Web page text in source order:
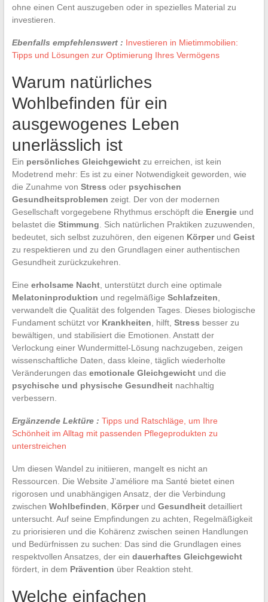
ohne einen Cent auszugeben oder in spezielles Material zu
investieren.
Ebenfalls empfehlenswert : Investieren in Mietimmobilien:
Tipps und Lösungen zur Optimierung Ihres Vermögens
Warum natürliches
Wohlbefinden für ein
ausgewogenes Leben
unerlässlich ist
Ein persönliches Gleichgewichtzu erreichen, ist kein
Modetrend mehr: Es ist zu einer Notwendigkeit geworden, wie
die Zunahme von Stress oder psychischen
Gesundheitsproblemen zeigt. Der von der modernen
Gesellschaft vorgegebene Rhythmus erschöpft die Energieund
belastet die Stimmung . Sich natürlichen Praktiken zuzuwenden,
bedeutet, sich selbst zuzuhören, den eigenen Körperund Geist
zu respektieren und zu den Grundlagen einer authentischen
Gesundheit zurückzukehren.
Eine erholsame Nacht, unterstützt durch eine optimale
Melatoninproduktion und regelmäßige Schlafzeiten
verwandelt die Qualität des folgenden Tages. Dieses biologische
Fundament schützt vor Krankheiten , hilft, Stress besser zu
bewältigen, und stabilisiert die Emotionen. Anstatt der
Verlockung einer Wundermittel-Lösung nachzugeben, zeigen
wissenschaftliche Daten, dass kleine, täglich wiederholte
Veränderungen das emotionale Gleichgewichtund die
psychische und physische Gesundheitnachhaltig
verbessern.
Ergänzende Lektüre : Tipps und Ratschläge, um Ihre
Schönheit im Alltag mit passenden Pflegeprodukten zu
unterstreichen
Um diesen Wandel zu initiieren, mangelt es nicht an
Ressourcen. Die Website J’améliore ma Santé bietet einen
rigorosen und unabhängigen Ansatz, der die Verbindung
zwischen Wohlbefinden Körperund Gesundheitdetailliert
untersucht. Auf seine Empfindungen zu achten, Regelmäßigkeit
zu priorisieren und die Kohärenz zwischen seinen Handlungen
und Bedürfnissen zu suchen: Das sind die Grundlagen eines
respektvollen Ansatzes, der ein dauerhaftes Gleichgewicht
fördert, in dem Prävention über Reaktion steht.
Welche einfachen